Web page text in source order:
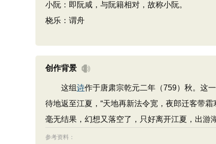
小阮：即阮咸，与阮籍相对，故称小阮。
桡乐：谓舟
创作背景
这组诗作于唐肃宗乾元二年（759）秋。这一
待地返至江夏，“天地再新法令宽，夜郎迁客带
毫无结果，幻想又落空了，只好离开江夏，出游
参考资料：